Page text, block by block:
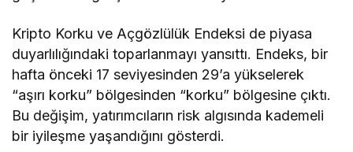
Kripto Korku ve Açgözlülük Endeksi de piyasa
duyarlılığındaki toparlanmayı yansıttı. Endeks, bir
hafta önceki 17 seviyesinden 29’a yükselerek
“aşırı korku” bölgesinden “korku” bölgesine çıktı.
Bu değişim, yatırımcıların risk algısında kademeli
bir iyileşme yaşandığını gösterdi.